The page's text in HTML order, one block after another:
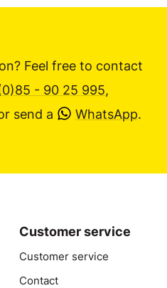
Feel free to contact
- 90 25 995,
send a WhatsApp.
Customer service
Customer service
Contact